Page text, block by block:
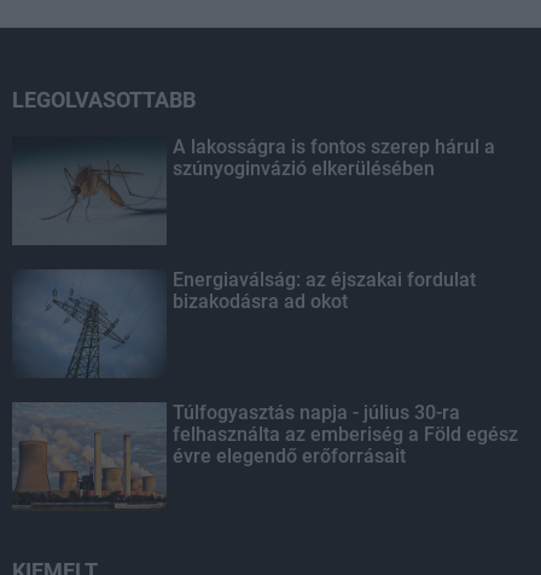
LEGOLVASOTTABB
A lakosságra is fontos szerep hárul a
szúnyoginvázió elkerülésében
Energiaválság: az éjszakai fordulat
bizakodásra ad okot
Túlfogyasztás napja - július 30-ra
felhasználta az emberiség a Föld egész
évre elegendő erőforrásait